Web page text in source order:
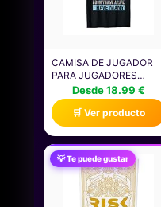
CAMISA DE JUGADOR
PARA JUGADORES
NIÑOS HOMBRES
VIDEOJUEGOS JUEGOS
CAMISETA
Desde 18.99 €
🛒 Ver producto
💡 Te puede gustar